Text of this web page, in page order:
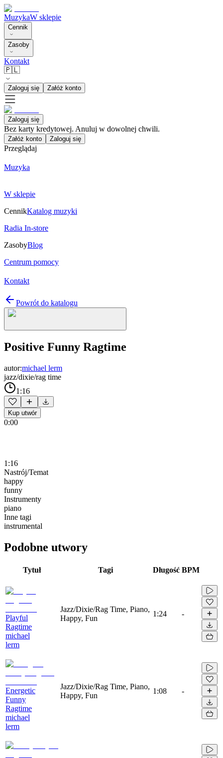
MuzykaW sklepie
Cennik
Zasoby
Kontakt
🇵🇱
Zaloguj się Załóż konto
Zaloguj się
Bez karty kredytowej. Anuluj w dowolnej chwili.
Załóż konto Zaloguj się
Przeglądaj
Muzyka
W sklepie
CennikKatalog muzyki
Radia In-store
ZasobyBlog
Centrum pomocy
Kontakt
Powrót do katalogu
Positive Funny Ragtime
autor:michael lerm
jazz/dixie/rag time
1:16
Kup utwór
0:00
1:16
Nastrój/Temat
happy
funny
Instrumenty
piano
Inne tagi
instrumental
Podobne utwory
Tytuł Tagi Długość BPM
Playful
Ragtime
michael
lerm
Jazz/Dixie/Rag Time, Piano,
Happy, Fun
1:24 -
Energetic
Funny
Ragtime
michael
lerm
Jazz/Dixie/Rag Time, Piano,
Happy, Fun
1:08 -